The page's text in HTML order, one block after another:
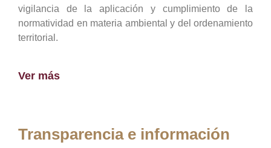
vigilancia de la aplicación y cumplimiento de la
normatividad en materia ambiental y del ordenamiento
territorial.
Ver más
Transparencia e información